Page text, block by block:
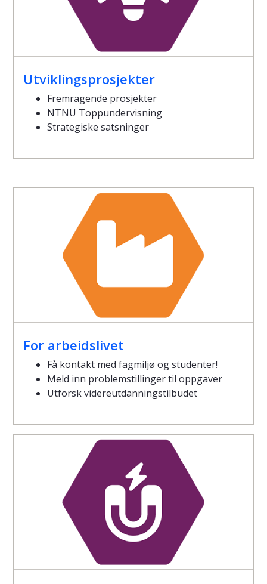
Utviklingsprosjekter
Fremragende prosjekter
NTNU Toppundervisning
Strategiske satsninger
For arbeidslivet
Få kontakt med fagmiljø og studenter!
Meld inn problemstillinger til oppgaver
Utforsk videreutdanningstilbudet